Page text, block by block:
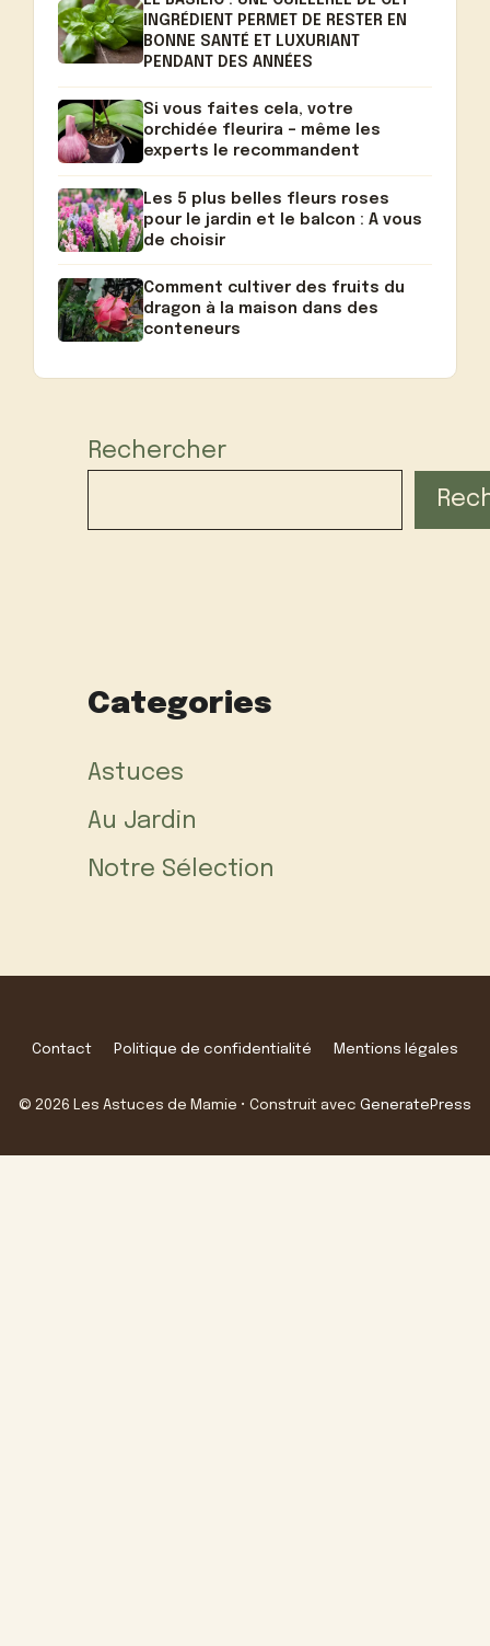
INGRÉDIENT PERMET DE RESTER EN
BONNE SANTÉ ET LUXURIANT
PENDANT DES ANNÉES
Si vous faites cela, votre
orchidée fleurira – même les
experts le recommandent
Les 5 plus belles fleurs roses
pour le jardin et le balcon : A vous
de choisir
Comment cultiver des fruits du
dragon à la maison dans des
conteneurs
Rechercher
Categories
Astuces
Au Jardin
Notre Sélection
Contact Politique de confidentialité Mentions légales
© 2026 Les Astuces de Mamie • Construit avec GeneratePress